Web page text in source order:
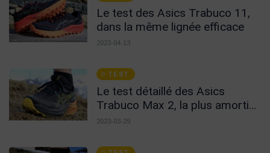
Le test des Asics Trabuco 11,
dans la même lignée efficace
2023-04-13
TEST
Le test détaillé des Asics
Trabuco Max 2, la plus amortie
de la marque en Trail
2023-03-29